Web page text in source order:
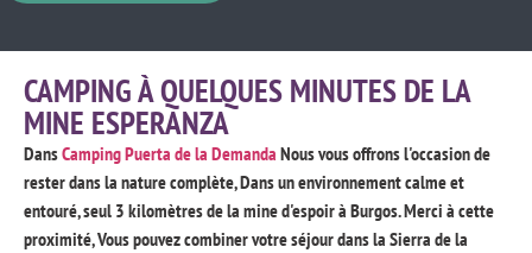
CAMPING À QUELQUES MINUTES DE LA
MINE ESPERANZA
DansCamping Puerta de la Demanda Nous vous offrons l'occasion de
rester dans la nature complète, Dans un environnement calme et
entouré, seul 3 kilomètres de la mine d'espoir à Burgos. Merci à cette
proximité, Vous pouvez combiner votre séjour dans la Sierra de la